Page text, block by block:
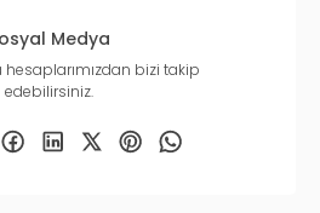
Medya
bizi takip
edebilirsiniz.